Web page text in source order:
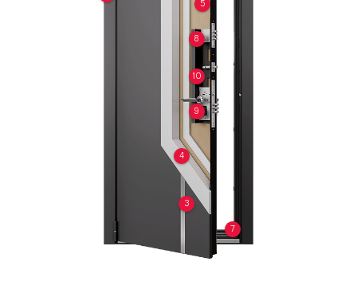
3
4
5
7
8
9
10